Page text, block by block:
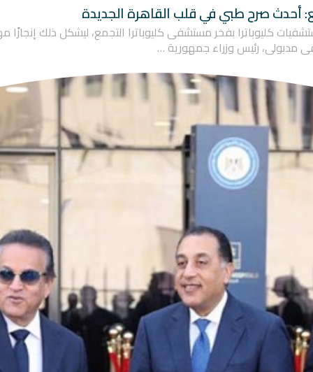
أحدث صرح طبي في قلب القاهرة الجديدة
مجموعة مستشفيات كليوباترا بفخر مستشفى كليوباترا التجمع، ليشكل ذلك
مدبولي، رئيس وزراء جمهورية …